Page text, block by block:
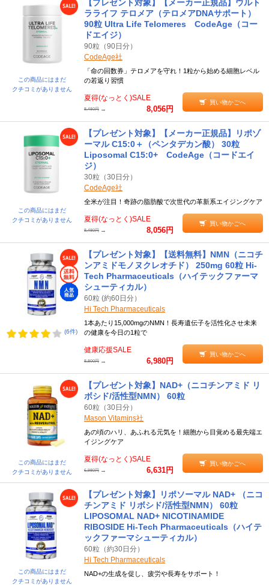
この商品にはまだ
クチコミがありません
【プレゼント対象】【メーカー正規品】ウルト
ラライフ テロメア（テロメアDNAサポート）
90粒 Ultra Life Telomeres CodeAge（コー
ドエイジ）
90粒（90日分）
CodeAge社
「命の回数券」テロメアを守れ！1粒から始める細胞レベル
の若返り習慣
夏得(なっとく)SALE
8,480円 → 8,056円
買い物かごへ
この商品にはまだ
クチコミがありません
【プレゼント対象】【メーカー正規品】リポゾ
ーマル C15:0＋（ペンタデカン酸） 30粒
Liposomal C15:0+ CodeAge（コードエイ
ジ）
30粒（30日分）
CodeAge社
全米が注目！奇跡の脂肪酸で次世代の革新系エイジングケア
夏得(なっとく)SALE
8,480円 → 8,056円
買い物かごへ
(6件)
【プレゼント対象】【送料無料】NMN（ニコチ
ンアミドモノヌクレオチド） 250mg 60粒 Hi-
Tech Pharmaceuticals（ハイテックファーマ
シューティカル）
60粒 (約60日分）
Hi Tech Pharmaceuticals
1本あたり15,000mgのNMN！長寿遺伝子を活性化させ未来
の健康を今日の1粒で
健康応援SALE
8,800円 → 6,980円
買い物かごへ
この商品にはまだ
クチコミがありません
【プレゼント対象】NAD+（ニコチンアミド リ
ボシド/活性型NMN） 60粒
60粒（30日分）
Mason Vitamins社
あの頃のハリ、あふれる元気を！細胞から目覚める最先端エ
イジングケア
夏得(なっとく)SALE
6,980円 → 6,631円
買い物かごへ
この商品にはまだ
クチコミがありません
【プレゼント対象】リポソーマル NAD+ （ニコ
チンアミド リボシド/活性型NMN） 60粒
LIPOSOMAL NAD+ NICOTINAMIDE
RIBOSIDE Hi-Tech Pharmaceuticals（ハイテ
ックファーマシューティカル）
60粒（約30日分）
Hi Tech Pharmaceuticals
NAD+の生成を促し、疲労や長寿をサポート！